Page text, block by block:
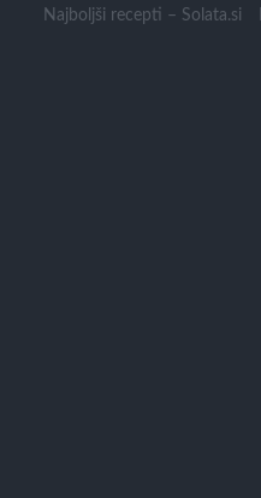
Najboljši recepti – Solata.si